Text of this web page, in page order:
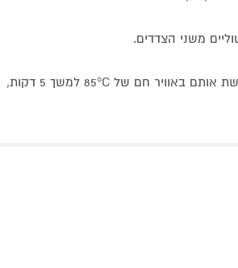
משני הצדדים.
שוטפת את המברשת והצינורות במים ומייבשת אותם באוויר חם של 85°C למשך 5 דקות,